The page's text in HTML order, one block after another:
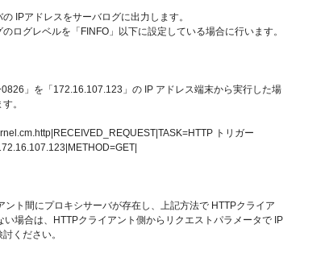
IPアドレスをサーバログに出力します。
ログレベルを「FINFO」以下に設定している場合に行います。
」を「172.16.107.123」の IP アドレス端末から実行した場
。
トリガー
ト間にプロキシサーバが存在し、上記方法で HTTPクライア
い場合は、HTTPクライアント側からリクエストパラメータで IP
ください。